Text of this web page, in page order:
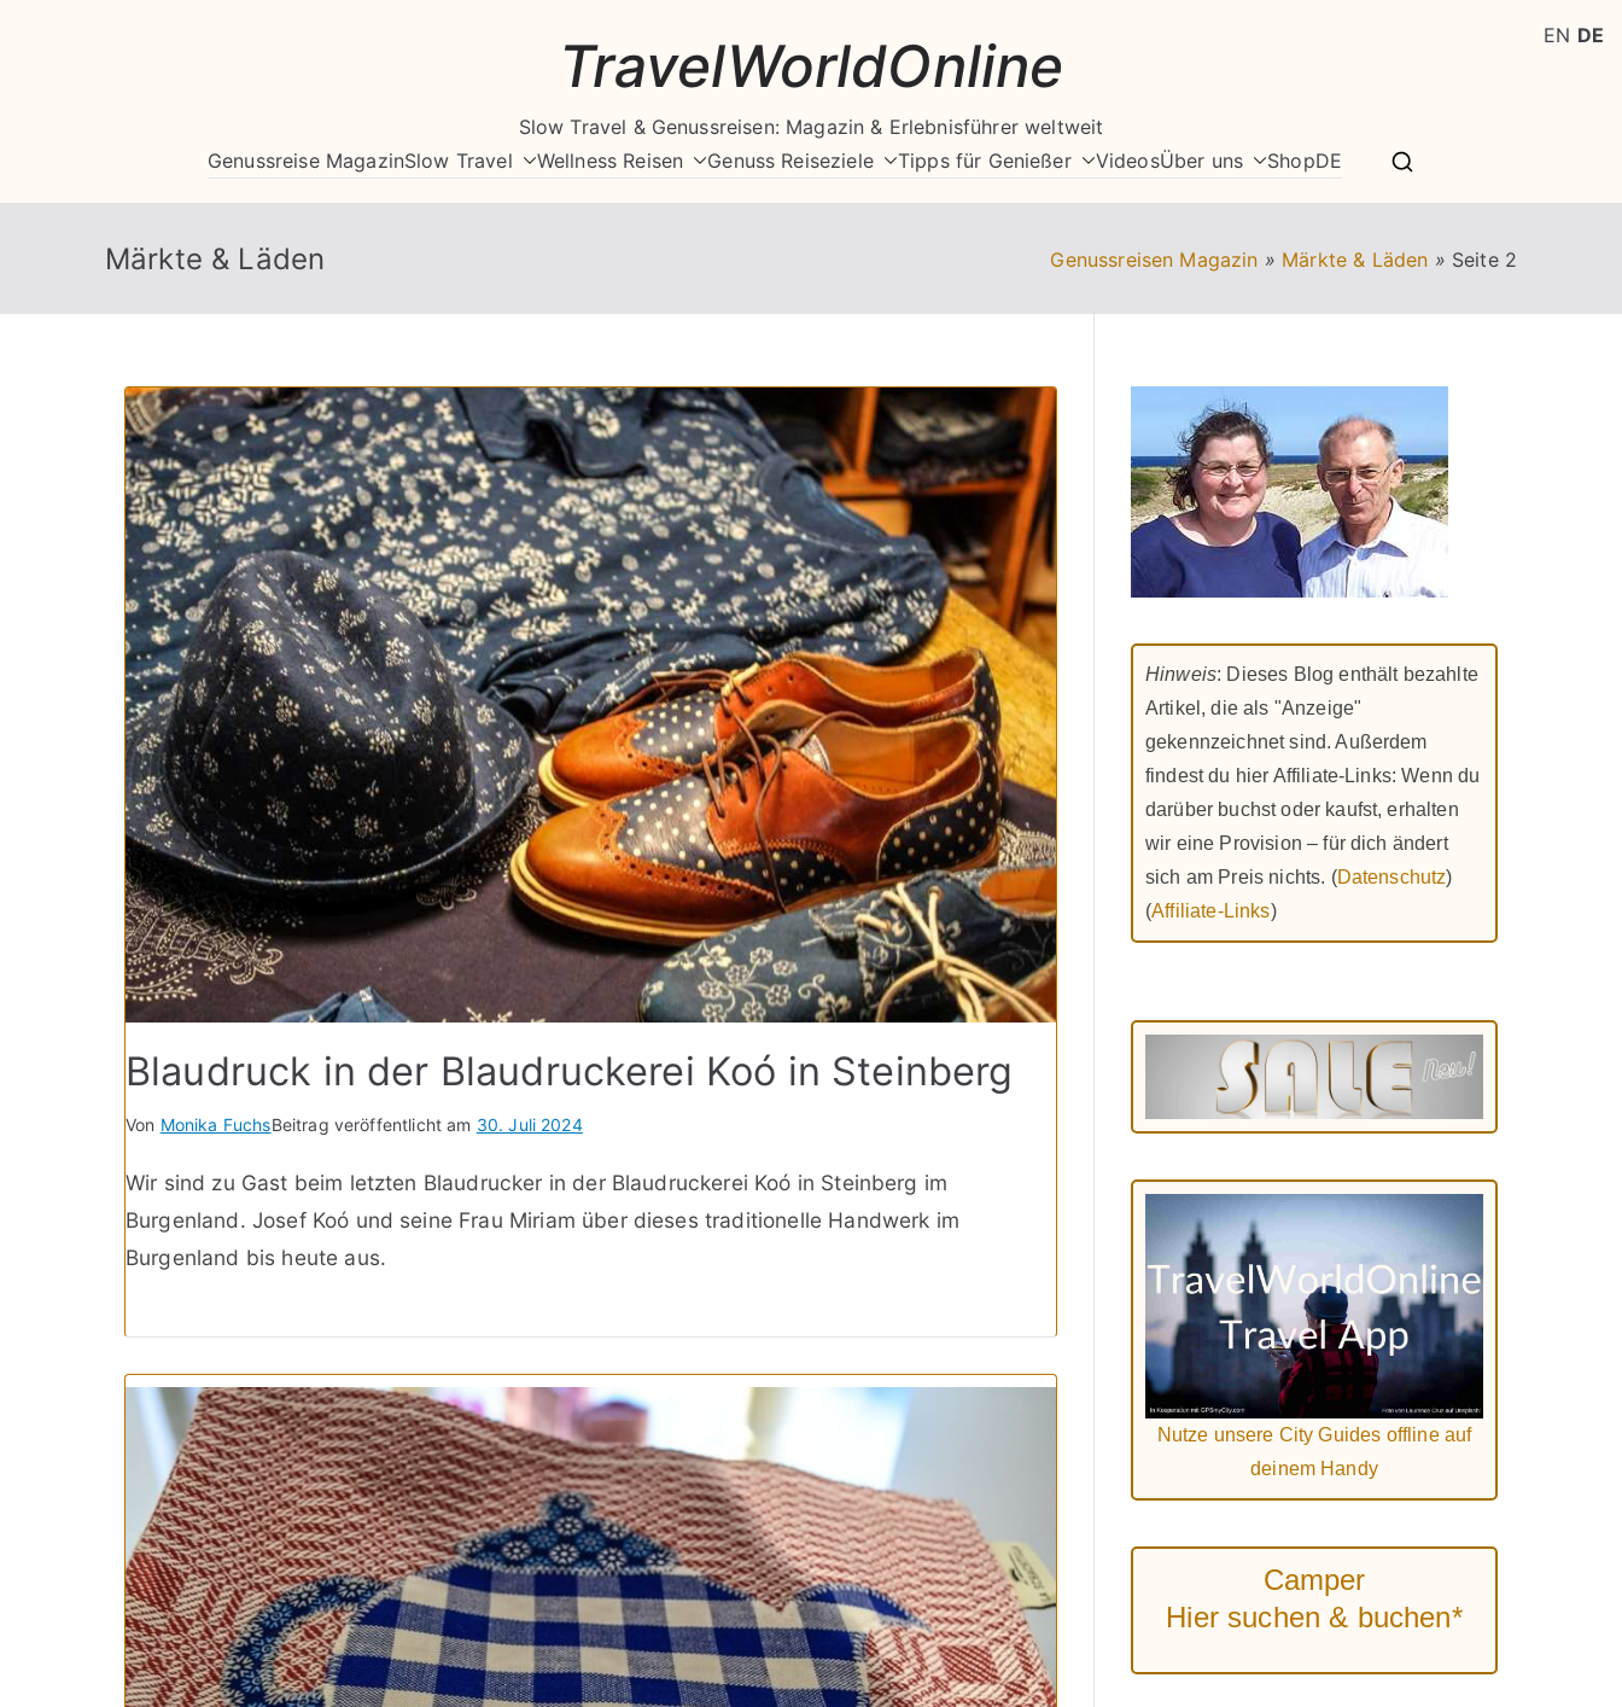
TravelWorldOnline
Slow Travel & Genussreisen: Magazin & Erlebnisführer weltweit
Genussreise MagazinSlow Travel Wellness Reisen Genuss Reiseziele Tipps für Genießer VideosÜber uns ShopDE
Märkte & Läden Genussreisen Magazin » Märkte & Läden » Seite 2
Blaudruck in der Blaudruckerei Koó in Steinberg
Von Monika FuchsBeitrag veröffentlicht am 30. Juli 2024
Wir sind zu Gast beim letzten Blaudrucker in der Blaudruckerei Koó in Steinberg im
Burgenland. Josef Koó und seine Frau Miriam über dieses traditionelle Handwerk im
Burgenland bis heute aus.
Hinweis: Dieses Blog enthält bezahlte
Artikel, die als "Anzeige"
gekennzeichnet sind. Außerdem
findest du hier Affiliate-Links: Wenn du
darüber buchst oder kaufst, erhalten
wir eine Provision – für dich ändert
sich am Preis nichts. (Datenschutz)
(Affiliate-Links)
Nutze unsere City Guides offline auf
deinem Handy
Camper
Hier suchen & buchen*
EN DE